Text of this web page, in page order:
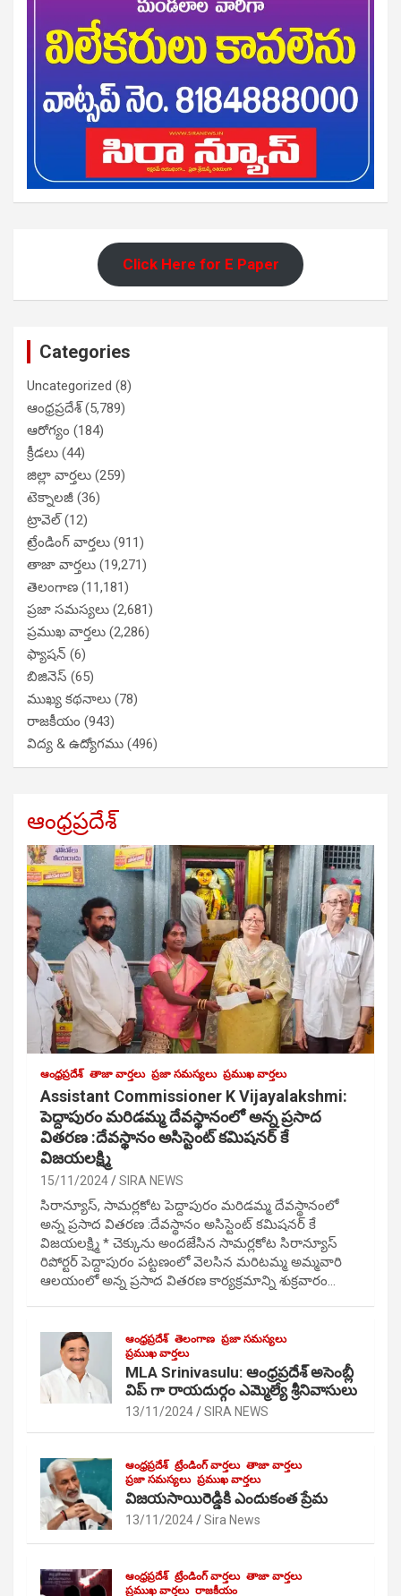
Click Here for E Paper
Categories
Uncategorized (8)
ఆంధ్రప్రదేశ్(5,789)
ఆరోగ్యం (184)
క్రీడలు (44)
జిల్లా వార్తలు (259)
టెక్నాలజీ (36)
ట్రావెల్(12)
ట్రేండింగ్ వార్తలు (911)
తాజా వార్తలు (19,271)
తెలంగాణ (11,181)
ప్రజా సమస్యలు (2,681)
ప్రముఖ వార్తలు (2,286)
ఫ్యాషన్ (6)
బిజినెస్ (65)
ముఖ్య కథనాలు (78)
రాజకీయం (943)
విద్య & ఉద్యోగము (496)
ఆంధ్రప్రదేశ్
ఆంధ్రప్రదేశ్ తాజా వార్తలు ప్రజా సమస్యలు ప్రముఖ వార్తలు
Assistant Commissioner K Vijayalakshmi:
పెద్దాపురం మరిడమ్మ దేవస్థానంలో అన్న ప్రసాద
వితరణ :దేవస్థానం అసిస్టెంట్ కమిషనర్ కే
విజయలక్ష్మి
15/11/2024 SIRA NEWS
సిరాన్యూస్, సామర్లకోట పెద్దాపురం మరిడమ్మ దేవస్థానంలో
అన్న ప్రసాద వితరణ :దేవస్థానం అసిస్టెంట్ కమిషనర్ కే
విజయలక్ష్మి * చెక్కును అందజేసిన సామర్లకోట సిరాన్యూస్
రిపోర్టర్ పెద్దాపురం పట్టణంలో వెలసిన మరిటమ్మ అమ్మవారి
ఆలయంలో అన్న ప్రసాద వితరణ కార్యక్రమాన్ని శుక్రవారం…
ఆంధ్రప్రదేశ్ తెలంగాణ ప్రజా సమస్యలు
ప్రముఖ వార్తలు
MLA Srinivasulu: ఆంధ్రప్రదేశ్ అసెంబ్లీ
విప్ గా రాయదుర్గం ఎమ్మెల్యే శ్రీనివాసులు
13/11/2024 SIRA NEWS
ఆంధ్రప్రదేశ్ ట్రేండింగ్ వార్తలు తాజా వార్తలు
ప్రజా సమస్యలు ప్రముఖ వార్తలు
విజయసాయిరెడ్డికి ఎందుకంత ప్రేమ
13/11/2024 Sira News
ఆంధ్రప్రదేశ్ ట్రేండింగ్ వార్తలు తాజా వార్తలు
ప్రముఖ వార్తలు రాజకీయం